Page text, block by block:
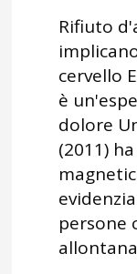
Rifiuto
cervello
è
dolore
(2011)
persone